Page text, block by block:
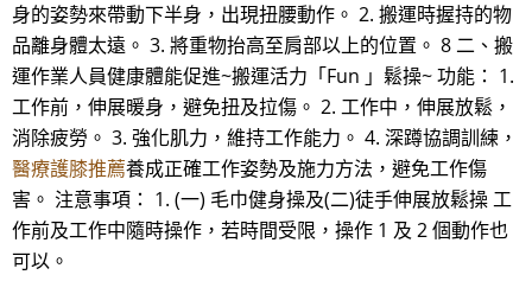
身的姿勢來帶動下半身，出現扭腰動作。 2. 搬運時握持的物
品離身體太遠。 3. 將重物抬高至肩部以上的位置。 8 二、搬
運作業人員健康體能促進~搬運活力「Fun 」鬆操~ 功能： 1.
工作前，伸展暖身，避免扭及拉傷。 2. 工作中，伸展放鬆，
消除疲勞。 3. 強化肌力，維持工作能力。 4. 深蹲協調訓練，
醫療護膝推薦養成正確工作姿勢及施力方法，避免工作傷
害。 注意事項： 1. (一) 毛巾健身操及(二)徒手伸展放鬆操 工
作前及工作中隨時操作，若時間受限，操作 1 及 2 個動作也
可以。